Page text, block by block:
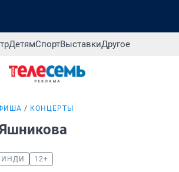
ДетямСпортВыставкиДругое
КОНЦЕРТЫ
ИНДИ 12+